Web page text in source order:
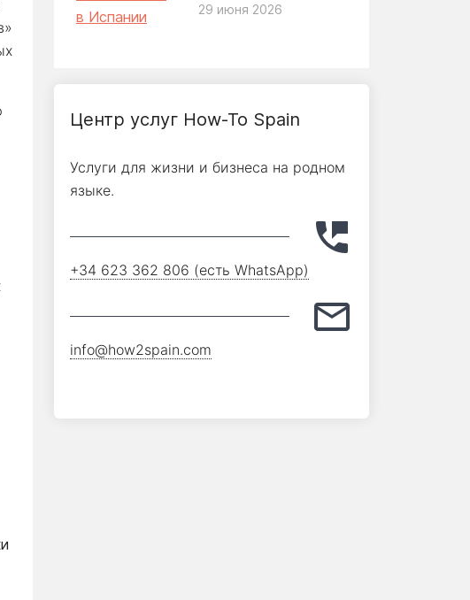
29 июня 2026
Центр услуг How-To Spain
Услуги для жизни и бизнеса на родном
языке.
+34 623 362 806 (есть WhatsApp)
info@how2spain.com